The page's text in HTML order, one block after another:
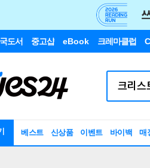
도서 중고샵 eBook 크레마클럽
베스트 신상품 이벤트 바이백 매